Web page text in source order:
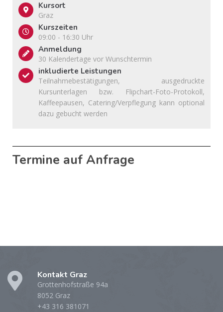
Kursort
Graz
Kurszeiten
09:00 - 16:30 Uhr
Anmeldung
30 Kalendertage vor Wunschtermin
inkludierte Leistungen
Teilnahmebestätigungen, ausgedruckte
Kursunterlagen bzw. Flipchart-Foto-Protokoll,
Kaffeepausen, Catering/Verpflegung kann optional
dazu gebucht werden
Termine auf Anfrage
Kontakt Graz
Grottenhofstraße 94a
8052 Graz
+43 316 381071